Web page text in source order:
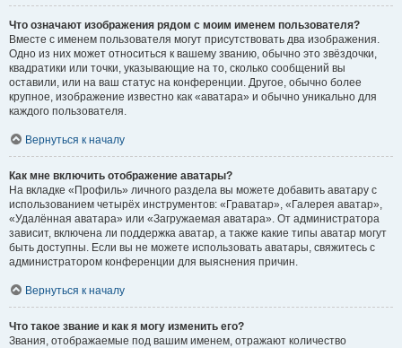
Что означают изображения рядом с моим именем пользователя?
Вместе с именем пользователя могут присутствовать два изображения.
Одно из них может относиться к вашему званию, обычно это звёздочки,
квадратики или точки, указывающие на то, сколько сообщений вы
оставили, или на ваш статус на конференции. Другое, обычно более
крупное, изображение известно как «аватара» и обычно уникально для
каждого пользователя.
Вернуться к началу
Как мне включить отображение аватары?
На вкладке «Профиль» личного раздела вы можете добавить аватару с
использованием четырёх инструментов: «Граватар», «Галерея аватар»,
«Удалённая аватара» или «Загружаемая аватара». От администратора
зависит, включена ли поддержка аватар, а также какие типы аватар могут
быть доступны. Если вы не можете использовать аватары, свяжитесь с
администратором конференции для выяснения причин.
Вернуться к началу
Что такое звание и как я могу изменить его?
Звания, отображаемые под вашим именем, отражают количество